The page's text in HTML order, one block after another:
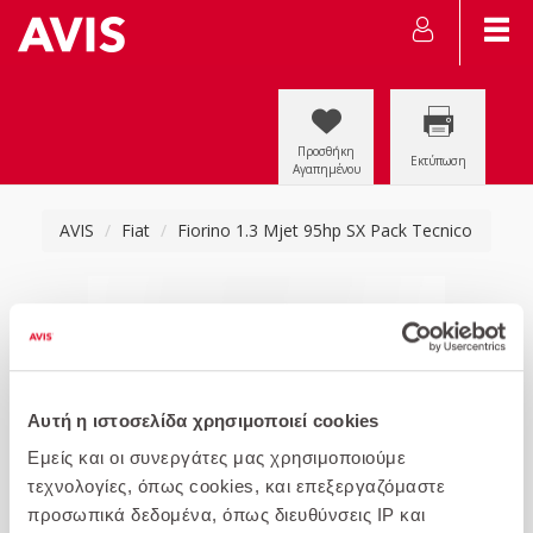
Αυτή η ιστοσελίδα χρησιμοποιεί cookies
Εμείς και οι συνεργάτες μας χρησιμοποιούμε
τεχνολογίες, όπως cookies, και επεξεργαζόμαστε
προσωπικά δεδομένα, όπως διευθύνσεις IP και
Προσθήκη
Αγαπημένου
Εκτύπωση
AVIS Fiat Fiorino 1.3 Mjet 95hp SX Pack Tecnico